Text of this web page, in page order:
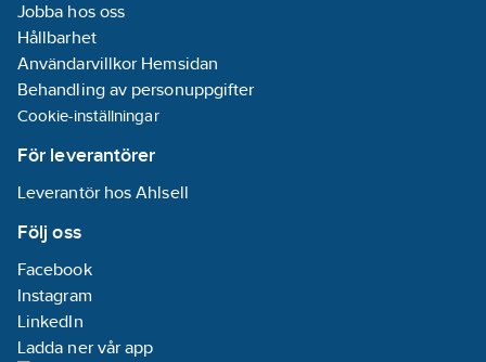
Jobba hos oss
Hållbarhet
Användarvillkor Hemsidan
Behandling av personuppgifter
Cookie-inställningar
För leverantörer
Leverantör hos Ahlsell
Följ oss
Facebook
Instagram
LinkedIn
Ladda ner vår app